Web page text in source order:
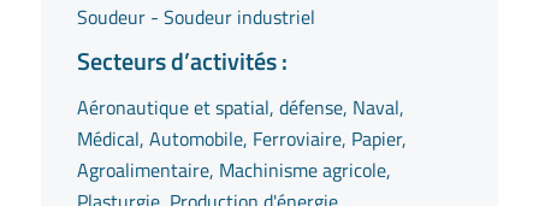
Soudeur - Soudeur industriel
Secteurs d’activités :
Aéronautique et spatial, défense, Naval,
Médical, Automobile, Ferroviaire, Papier,
Agroalimentaire, Machinisme agricole,